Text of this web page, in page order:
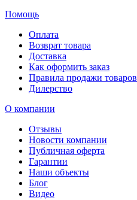
Помощь
Оплата
Возврат товара
Доставка
Как оформить заказ
Правила продажи товаров
Дилерство
О компании
Отзывы
Новости компании
Публичная оферта
Гарантии
Наши объекты
Блог
Видео